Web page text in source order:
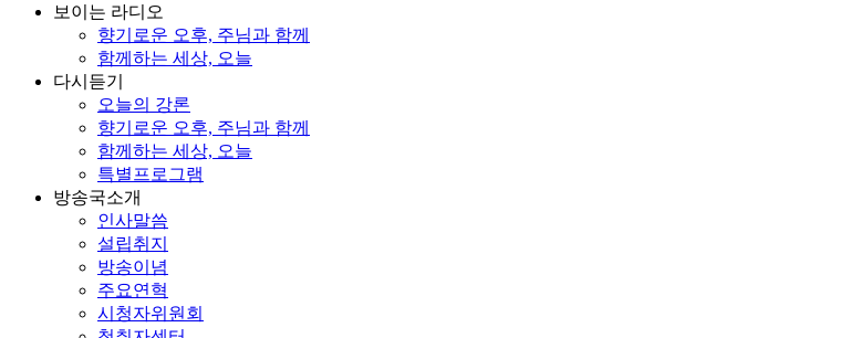
보이는 라디오
향기로운 오후, 주님과 함께
함께하는 세상, 오늘
다시듣기
오늘의 강론
향기로운 오후, 주님과 함께
함께하는 세상, 오늘
특별프로그램
방송국소개
인사말씀
설립취지
방송이념
주요연혁
시청자위원회